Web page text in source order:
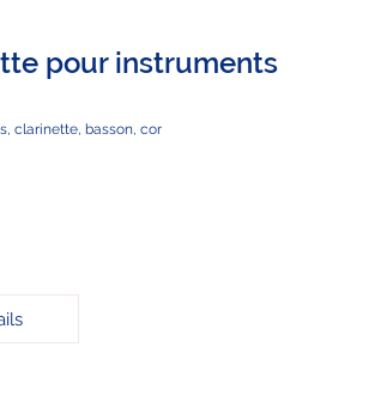
pour instruments
clarinette, basson, cor